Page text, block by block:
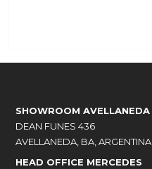
SHOWROOM AVELLANEDA
DEAN FUNES 436
AVELLANEDA, BA, ARGENTINA
HEAD OFFICE MERCEDES